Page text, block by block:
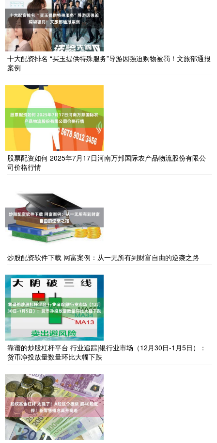
十大配资排名 “买玉提供特殊服务”导游因强迫购物被罚！文旅部通报
案例
股票配资如何 2025年7月17日河南万邦国际农产品物流股份有限公
司价格行情
炒股配资软件下载 网富案例：从一无所有到财富自由的逆袭之路
靠谱的炒股杠杆平台 行业追踪|银行业市场（12月30日-1月5日）：
货币净投放量数量环比大幅下跌